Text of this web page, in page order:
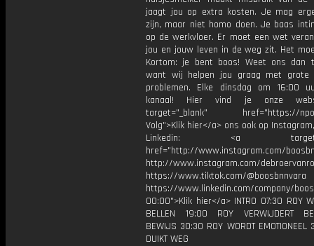
jaagt jou op extra kosten. Je mag
zijn, maar niet homo doen. Je baas
op de werkvloer. Er moet een wet
jou en jouw leven in de weg zit. Het
Kortom: je bent boos! Weet ons dan
want wij helpen jou graag met grote
problemen. Elke dinsdag om 16:00
kanaal! Hier vind je onze
target="_blank" href="https://
Volg">Klik hier</a> ons ook op
Linkedin: <a
href="http://www.instagram.com/
http://www.instagram.com/
https://www.tiktok.com/@boosbnnvara
https://www.linkedin.com/company/
00:00">Klik hier</a> INTRO 07:30 ROY
BELLEN 19:00 ROY VERWIJDERT
BEWIJS 30:30 ROY WORDT EMOTIONEEL
DUIKT WEG